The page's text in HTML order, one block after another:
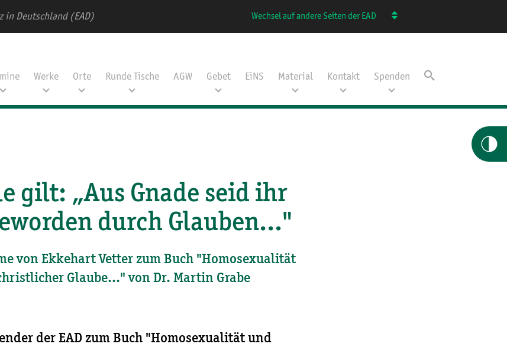
in Deutschland (EAD) Wechsel auf andere Seiten der EAD
Werke Orte Runde Tische AGW Gebet EiNS Material Kontakt Spenden
gilt: „Aus Gnade seid ihr
durch Glauben..."
von Ekkehart Vetter zum Buch "Homosexualität
Glaube..." von Dr. Martin Grabe
der EAD zum Buch "Homosexualität und